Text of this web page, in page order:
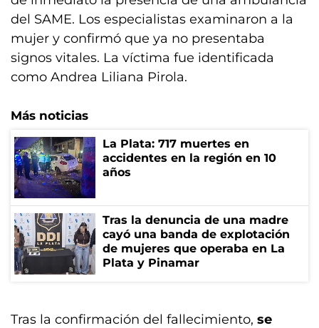
del SAME. Los especialistas examinaron a la
mujer y confirmó que ya no presentaba
signos vitales. La víctima fue identificada
como Andrea Liliana Pirola.
Más noticias
La Plata: 717 muertes en
accidentes en la región en 10
años
Tras la denuncia de una madre
cayó una banda de explotación
de mujeres que operaba en La
Plata y Pinamar
Tras la confirmación del fallecimiento, se